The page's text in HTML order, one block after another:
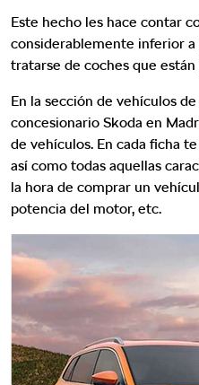
Este hecho les hace contar
considerablemente inferior a
tratarse de coches que
En la sección de vehículos
concesionario Skoda en
de vehículos. En cada ficha
así como todas aquellas
la hora de comprar un
potencia del motor, etc.